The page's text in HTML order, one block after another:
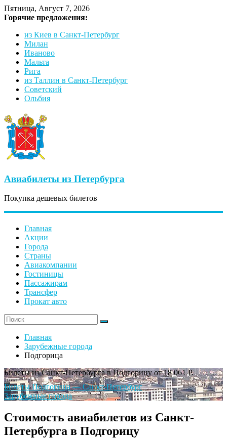
Пятница, Август 7, 2026
Горячие предложения:
из Киев в Санкт-Петербург
Милан
Иваново
Мальта
Рига
из Таллин в Санкт-Петербург
Советский
Ольбия
Авиабилеты из Петербурга
Покупка дешевых билетов
Главная
Акции
Города
Страны
Авиакомпании
Гостиницы
Пассажирам
Трансфер
Прокат авто
Главная
Зарубежные города
Подгорица
Билеты из Санкт-Петербурга в Подгорицу от 18 061 Р.
Билеты Подгорица — Санкт-Петербург
Зарубежные города
Стоимость авиабилетов из Санкт-
Петербурга в Подгорицу